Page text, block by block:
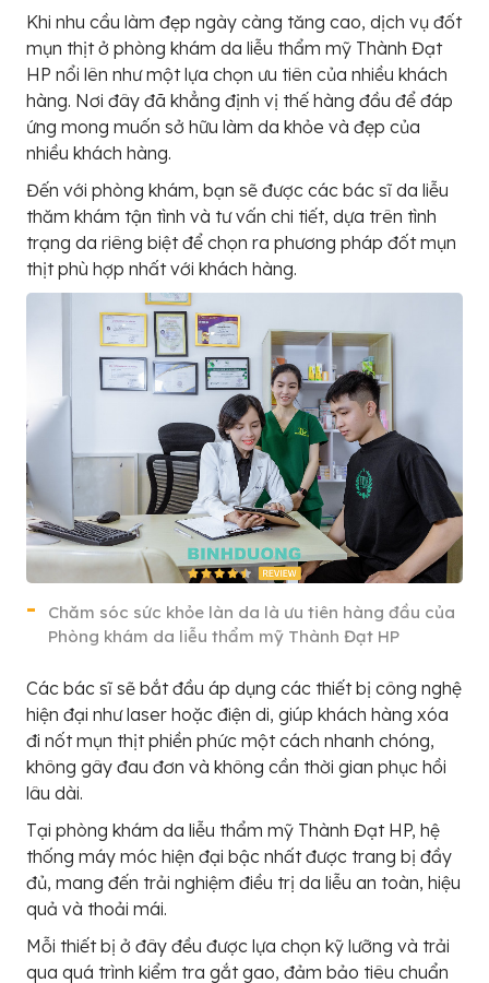
Khi nhu cầu làm đẹp ngày càng tăng cao, dịch vụ đốt
mụn thịt ở phòng khám da liễu thẩm mỹ Thành Đạt
HP nổi lên như một lựa chọn ưu tiên của nhiều khách
hàng. Nơi đây đã khẳng định vị thế hàng đầu để đáp
ứng mong muốn sở hữu làm da khỏe và đẹp của
nhiều khách hàng.
Đến với phòng khám, bạn sẽ được các bác sĩ da liễu
thăm khám tận tình và tư vấn chi tiết, dựa trên tình
trạng da riêng biệt để chọn ra phương pháp đốt mụn
thịt phù hợp nhất với khách hàng.
Chăm sóc sức khỏe làn da là ưu tiên hàng đầu của
Phòng khám da liễu thẩm mỹ Thành Đạt HP
Các bác sĩ sẽ bắt đầu áp dụng các thiết bị công nghệ
hiện đại như laser hoặc điện di, giúp khách hàng xóa
đi nốt mụn thịt phiền phức một cách nhanh chóng,
không gây đau đơn và không cần thời gian phục hồi
lâu dài.
Tại phòng khám da liễu thẩm mỹ Thành Đạt HP, hệ
thống máy móc hiện đại bậc nhất được trang bị đầy
đủ, mang đến trải nghiệm điều trị da liễu an toàn, hiệu
quả và thoải mái.
Mỗi thiết bị ở đây đều được lựa chọn kỹ lưỡng và trải
qua quá trình kiểm tra gắt gao, đảm bảo tiêu chuẩn